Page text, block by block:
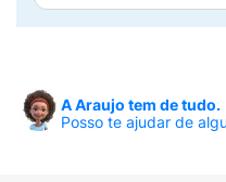
Discreta e eficaz, a
tratamento.
Ajustável por fecho
A Araujo tem de tudo.
Posso te ajudar de